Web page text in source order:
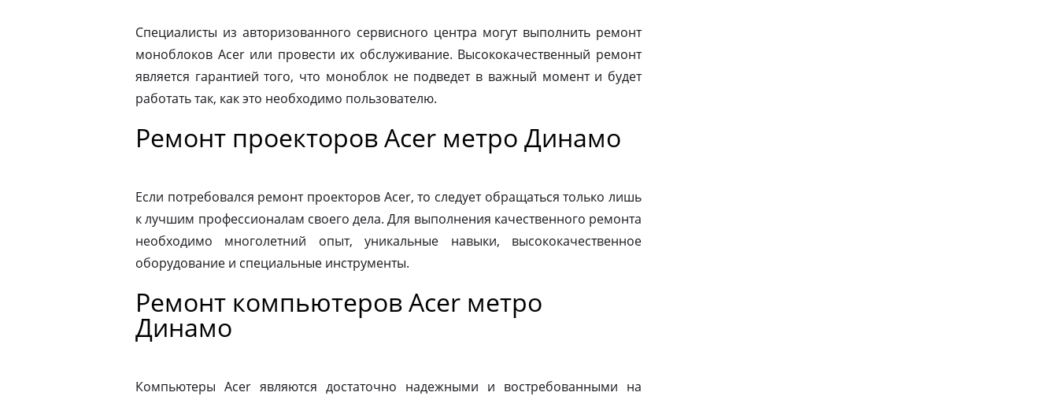
Специалисты из авторизованного сервисного центра могут выполнить ремонт
моноблоков Acer или провести их обслуживание. Высококачественный ремонт
является гарантией того, что моноблок не подведет в важный момент и будет
работать так, как это необходимо пользователю.
Ремонт проекторов Acer метро Динамо
Если потребовался ремонт проекторов Acer, то следует обращаться только лишь
к лучшим профессионалам своего дела. Для выполнения качественного ремонта
необходимо многолетний опыт, уникальные навыки, высококачественное
оборудование и специальные инструменты.
Ремонт компьютеров Acer метро
Динамо
Компьютеры Acer являются достаточно надежными и востребованными на